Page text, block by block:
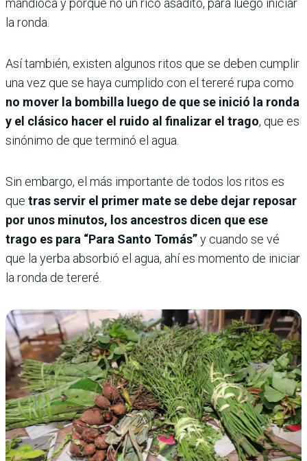
mandioca y porque no un rico asadito, para luego iniciar
la ronda.
Así también, existen algunos ritos que se deben cumplir
una vez que se haya cumplido con el tereré rupa como
no mover la bombilla luego de que se inició la ronda
y el clásico hacer el ruido al finalizar el trago, que es
sinónimo de que terminó el agua.
Sin embargo, el más importante de todos los ritos es
que tras servir el primer mate se debe dejar reposar
por unos minutos, los ancestros dicen que ese
trago es para “Para Santo Tomás”y cuando se vé
que la yerba absorbió el agua, ahí es momento de iniciar
la ronda de tereré.